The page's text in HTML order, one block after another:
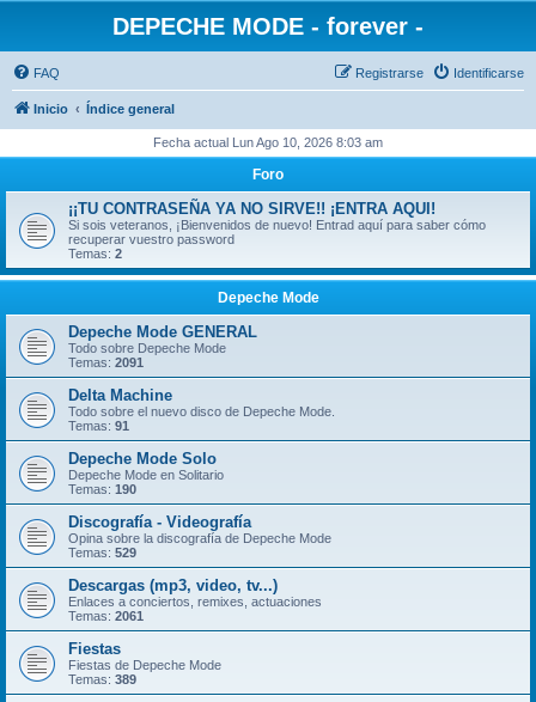
DEPECHE MODE - forever -
FAQ Identificarse
Registrarse
Inicio Índice general
Fecha actual Lun Ago 10, 2026 8:03 am
Foro
¡¡TU CONTRASEÑA YA NO SIRVE!! ¡ENTRA AQUI!
Si sois veteranos, ¡Bienvenidos de nuevo! Entrad aquí para saber cómo
recuperar vuestro password
Temas: 2
Depeche Mode
Depeche Mode GENERAL
Todo sobre Depeche Mode
Temas: 2091
Delta Machine
Todo sobre el nuevo disco de Depeche Mode.
Temas: 91
Depeche Mode Solo
Depeche Mode en Solitario
Temas: 190
Discografía - Videografía
Opina sobre la discografía de Depeche Mode
Temas: 529
Descargas (mp3, video, tv...)
Enlaces a conciertos, remixes, actuaciones
Temas: 2061
Fiestas
Fiestas de Depeche Mode
Temas: 389